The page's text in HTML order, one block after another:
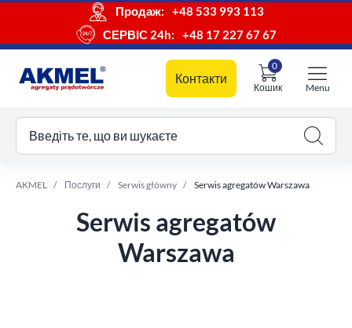
Продаж:
+48 533 993 113
СЕРВІС 24h:
+48 17 227 67 67
Контакти
Кошик
0
кошик
Menu
Введіть те, що ви шукаєте
AKMEL Послуги Serwis główny Serwis agregatów Warszawa
Serwis agregatów
Warszawa